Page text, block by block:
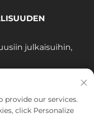
julkaisuihin,
provide our services.
click Personalize